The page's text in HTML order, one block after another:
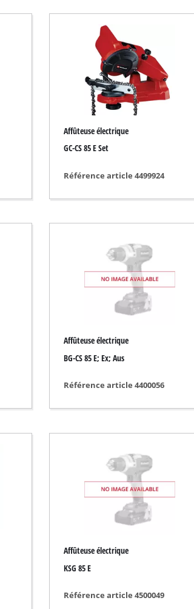
haute pression
de feuille
Affûteuse électrique
GC-CS 85 E Set
Référence article 4499924
Affûteuse électrique
BG-CS 85 E; Ex; Aus
Référence article 4400056
Affûteuse électrique
KSG 85 E
Référence article 4500049